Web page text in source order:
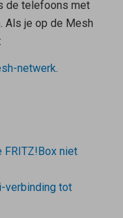
de telefoons met
Als je op de Mesh
netwerk.
niet
verbinding tot